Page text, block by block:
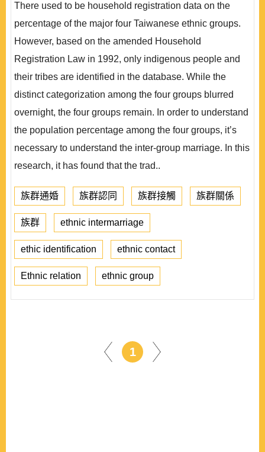
There used to be household registration data on the
percentage of the major four Taiwanese ethnic groups.
However, based on the amended Household
Registration Law in 1992, only indigenous people and
their tribes are identified in the database. While the
distinct categorization among the four groups blurred
overnight, the four groups remain. In order to understand
the population percentage among the four groups, it’s
necessary to understand the inter-group marriage. In this
research, it has found that the trad..
族群通婚 族群認同 族群接觸 族群關係
族群 ethnic intermarriage
ethic identification ethnic contact
Ethnic relation ethnic group
1